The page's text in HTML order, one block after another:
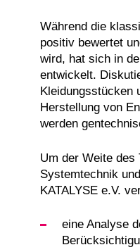
Während die
positiv bewertet
wird, hat sich in
entwickelt.
Kleidungsstücken
Herstellung von
werden
Um der Weite des
Systemtechnik
KATALYSE e.V.
eine Analyse